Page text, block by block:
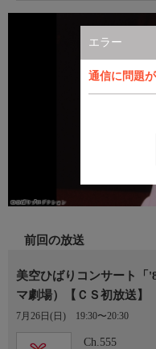
エラー
通信に問題
前回の放送
美空ひばりコンサート「
マ劇場）【ＣＳ初放送】
7月26日(日) 19:30〜20:30
Ch.555